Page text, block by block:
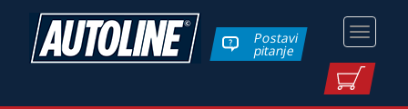
Toggle
Postavi
pitanje